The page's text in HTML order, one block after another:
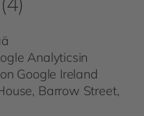
Analyticsin
Google Ireland
Barrow Street,